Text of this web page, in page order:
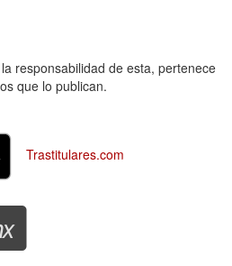
responsabilidad de esta, pertenece
que lo publican.
Trastitulares.com